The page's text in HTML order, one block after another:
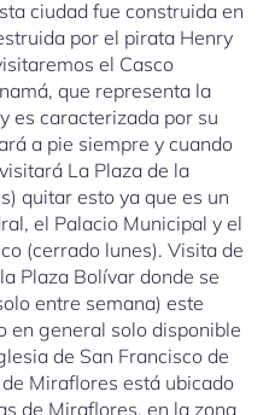
ciudad fue construida en
por el pirata Henry
el Casco
que representa la
es caracterizada por su
a pie siempre y cuando
La Plaza de la
quitar esto ya que es un
el Palacio Municipal y el
(cerrado lunes). Visita de
Plaza Bolívar donde se
entre semana) este
en general solo disponible
de San Francisco de
Miraflores está ubicado
de Miraflores, en la zona